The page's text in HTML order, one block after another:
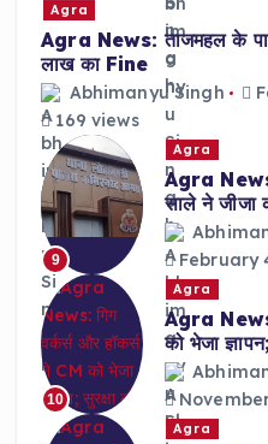
Agra
Agra News: ताजमहल के
लाख का Fine
Abhimanyu Singh
169 views
9
Agra
Agra
साले ने जीजा
February
10
Agra
Agra News:
को भेजा
Agra